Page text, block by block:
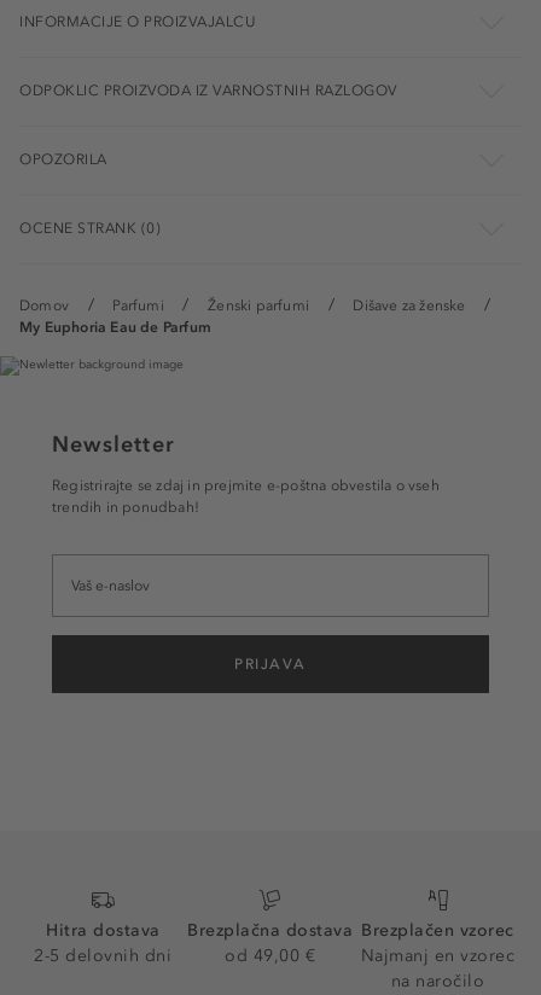
Domov Parfumi Ženski parfumi
Dišave za ženske
My Euphoria Eau de Parfum
INFORMACIJE O PROIZVAJALCU
ODPOKLIC PROIZVODA IZ VARNOSTNIH RAZLOGOV
OPOZORILA
OCENE STRANK (0)
Newsletter
Registrirajte se zdaj in prejmite e-poštna obvestila o vseh
trendih in ponudbah!
PRIJAVA
Hitra dostava
2-5 delovnih dni
Brezplačna dostava
od 49,00 €
Brezplačen vzorec
Najmanj en vzorec
na naročilo